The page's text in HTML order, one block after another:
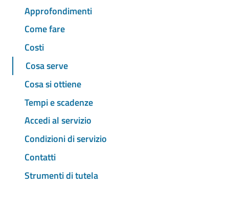
Approfondimenti
Come fare
Costi
Cosa serve
Cosa si ottiene
Tempi e scadenze
Accedi al servizio
Condizioni di servizio
Contatti
Strumenti di tutela